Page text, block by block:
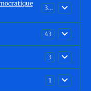
30
43
3
1